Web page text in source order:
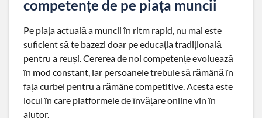
competențe de pe piața muncii
Pe piața actuală a muncii în ritm rapid, nu mai este
suficient să te bazezi doar pe educația tradițională
pentru a reuși. Cererea de noi competențe evoluează
în mod constant, iar persoanele trebuie să rămână în
fața curbei pentru a rămâne competitive. Acesta este
locul în care platformele de învățare online vin în
ajutor.